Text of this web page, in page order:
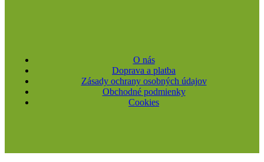
O nás
Doprava a platba
Zásady ochrany osobných údajov
Obchodné podmienky
Cookies